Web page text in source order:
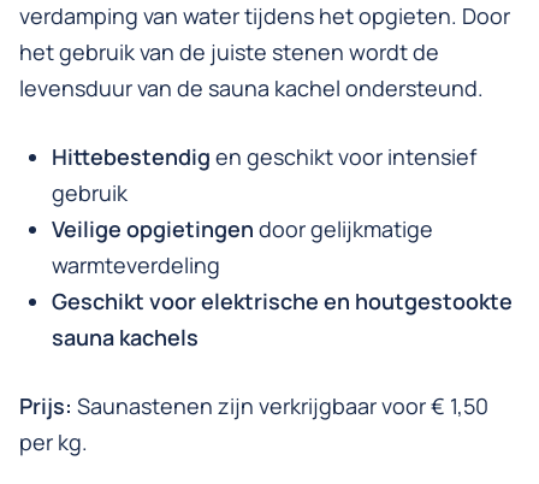
verdamping van water tijdens het opgieten. Door
het gebruik van de juiste stenen wordt de
levensduur van de sauna kachel ondersteund.
Hittebestendig en geschikt voor intensief
gebruik
Veilige opgietingen door gelijkmatige
warmteverdeling
Geschikt voor elektrische en houtgestookte
sauna kachels
Prijs: Saunastenen zijn verkrijgbaar voor € 1,50
per kg.